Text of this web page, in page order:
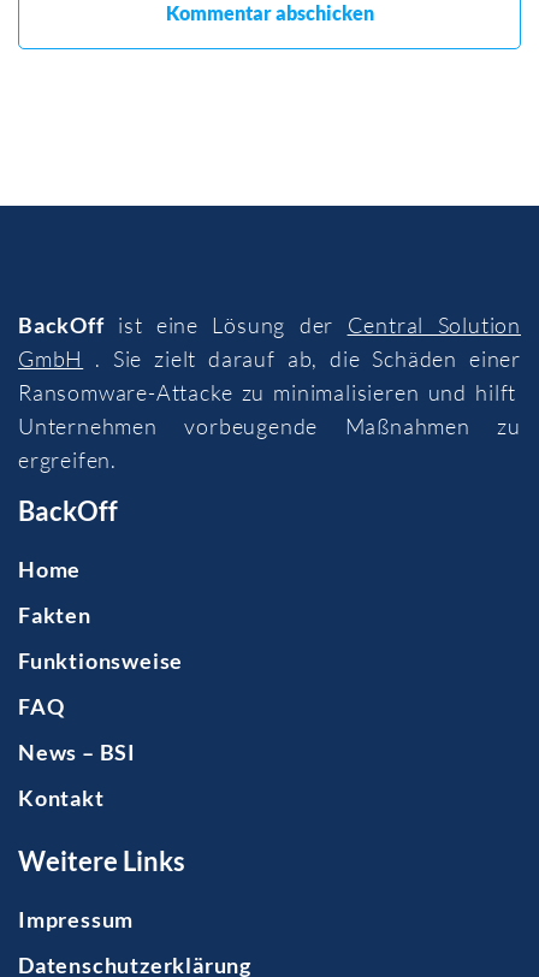
BackOffist eine Lösung der Central Solution
GmbH
. Sie zielt darauf ab, die Schäden einer
Ransomware-Attacke zu minimalisieren und hilft
Unternehmen vorbeugende Maßnahmen zu
ergreifen.
BackOff
Home
Fakten
Funktionsweise
FAQ
News – BSI
Kontakt
Weitere Links
Impressum
Datenschutzerklärung